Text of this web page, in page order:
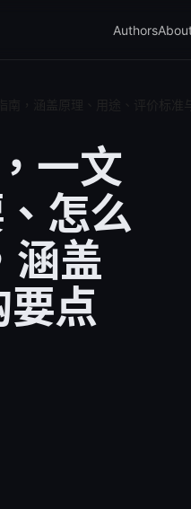
Authors
一文
怎么
涵盖
点